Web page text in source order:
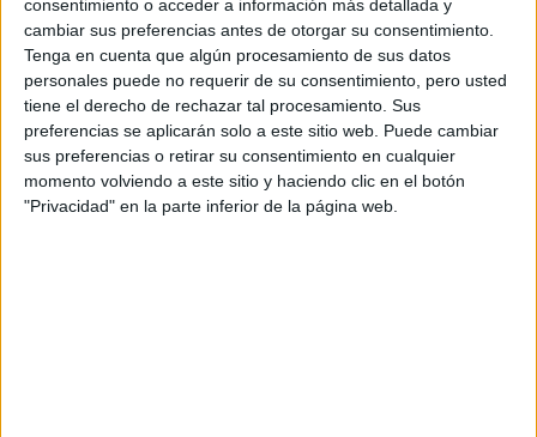
consentimiento o acceder a información más detallada y
cambiar sus preferencias antes de otorgar su consentimiento.
Tenga en cuenta que algún procesamiento de sus datos
personales puede no requerir de su consentimiento, pero usted
tiene el derecho de rechazar tal procesamiento. Sus
preferencias se aplicarán solo a este sitio web. Puede cambiar
sus preferencias o retirar su consentimiento en cualquier
momento volviendo a este sitio y haciendo clic en el botón
"Privacidad" en la parte inferior de la página web.
Información básica sobre protección de datos
Responsable:Compás Mediterráneo SL (Editora de la